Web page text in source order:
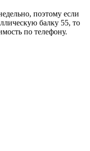
поэтому если
балку 55, то
по телефону.